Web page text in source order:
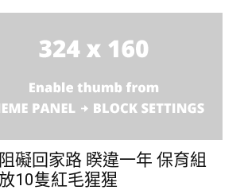
礙回家路 睽違一年 保育組
10隻紅毛猩猩